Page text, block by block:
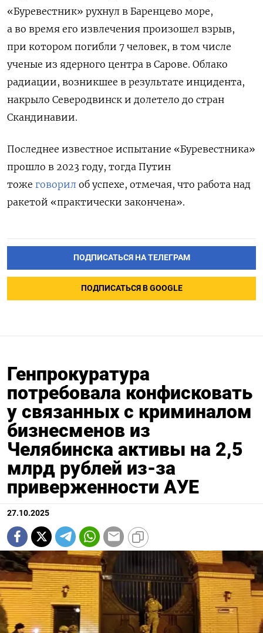
«Буревестник» рухнул в Баренцево море,
а во время его извлечения произошел взрыв,
при котором погибли 7 человек, в том числе
ученые из ядерного центра в Сарове. Облако
радиации, возникшее в результате инцидента,
накрыло Северодвинск и долетело до стран
Скандинавии.
Последнее известное испытание «Буревестника»
прошло в 2023 году, тогда Путин
тоже говорил об успехе, отмечая, что работа над
ракетой «практически закончена».
ПОДПИСАТЬСЯ НА ТЕЛЕГРАМ
ПОДПИСАТЬСЯ В GOOGLE
Генпрокуратура
потребовала конфисковать
у связанных с криминалом
бизнесменов из
Челябинска активы на 2,5
млрд рублей из-за
приверженности АУЕ
27.10.2025